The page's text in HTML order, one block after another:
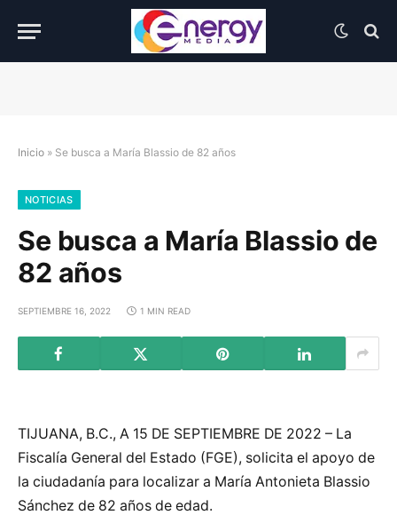
Inicio » Se busca a María Blassio de 82 años
NOTICIAS
Se busca a María Blassio de
82 años
SEPTIEMBRE 16, 2022 1 MIN READ
TIJUANA, B.C., A 15 DE SEPTIEMBRE DE 2022 – La
Fiscalía General del Estado (FGE), solicita el apoyo de
la ciudadanía para localizar a María Antonieta Blassio
Sánchez de 82 años de edad.